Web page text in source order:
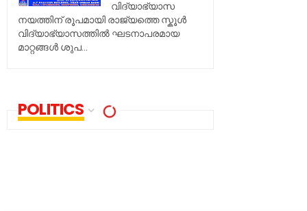
വിദ്യാഭ്യാസ
നയത്തിന് രൂപമായി രാജ്യത്തെ സ്കൂൾ
വിദ്യാഭ്യാസത്തിൽ ഘടനാപരമായ
മാറ്റങ്ങൾ ശുപ...
POLITICS